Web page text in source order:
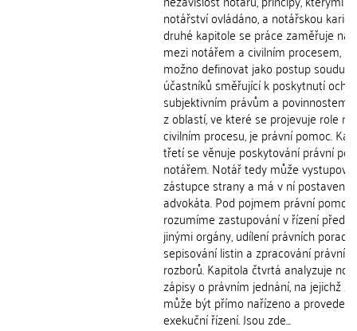
notářství ovládáno, a notářskou
druhé kapitole se práce zaměřuje na
mezi notářem a civilním procesem,
možno definovat jako postup soudu a
účastníků směřující k poskytnutí
subjektivním právům a povinnostem.
z oblastí, ve které se projevuje role
civilním procesu, je právní pomoc.
třetí se věnuje poskytování právní
notářem. Notář tedy může
zástupce strany a má v ní postavení
advokáta. Pod pojmem právní pomoc
rozumíme zastupování v řízení před
jinými orgány, udílení právních porad,
sepisování listin a zpracování právních
rozborů. Kapitola čtvrtá analyzuje
zápisy o právním jednání, na jejichž
může být přímo nařízeno a provedeno
exekuční řízení. Jsou zde...